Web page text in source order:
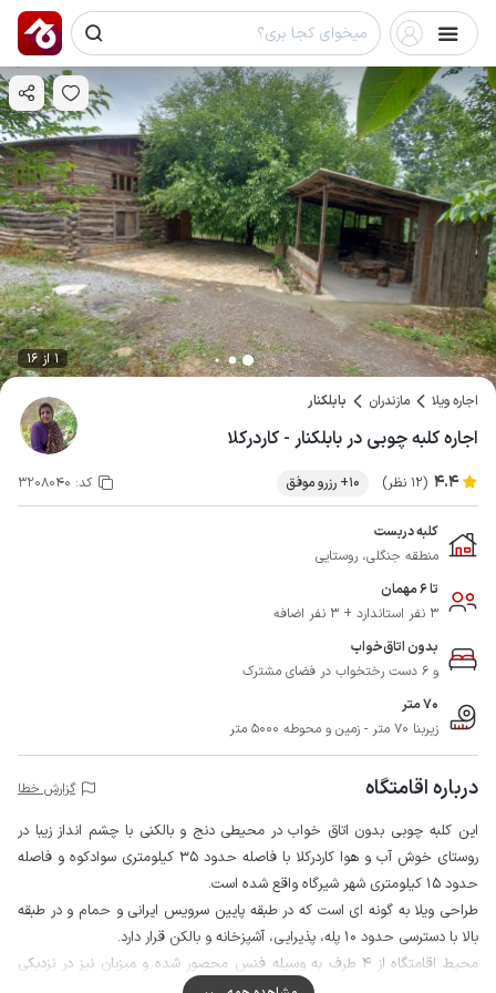
1 از 16
اجاره ویلا مازندران بابلکنار
اجاره کلبه چوبی در بابلکنار - کاردرکلا
4.4 (12 نظر) 10+ رزرو موفق کد: 3208040
کلبه دربست
منطقه جنگلی، روستایی
تا 6 مهمان
3 نفر استاندارد + 3 نفر اضافه
بدون اتاق‌خواب
و 6 دست رختخواب در فضای مشترک
70 متر
زیربنا 70 متر - زمین و محوطه 5000 متر
درباره اقامتگاه گزارش خطا
این کلبه چوبی بدون اتاق خواب در محیطی دنج و بالکنی با چشم انداز زیبا در
روستای خوش آب و هوا کاردرکلا با فاصله حدود 35 کیلومتری سوادکوه و فاصله
حدود 15 کیلومتری شهر شیرگاه واقع شده است.
طراحی ویلا به گونه ای است که در طبقه پایین سرویس ایرانی و حمام و در طبقه
بالا با دسترسی حدود 10 پله، پذیرایی، آشپزخانه و بالکن قرار دارد.
محیط اقامتگاه از 4 طرف به وسیله فنس محصور شده و میزبان نیز در نزدیکی